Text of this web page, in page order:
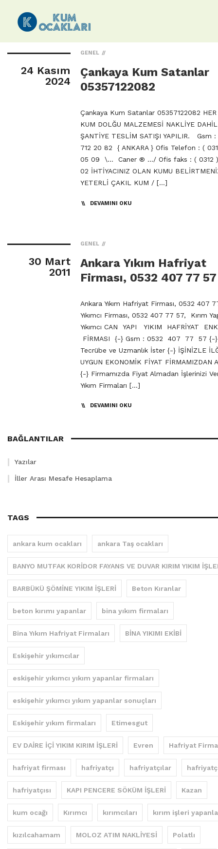
24 Kasım
2024
GENEL
Çankaya Kum Satanlar
05357122082
Çankaya Kum Satanlar 05357122082
KUM DOLĞU MALZEMESİ NAKLİYE
ŞANTİYE TESLİM SATIŞI YAPILIR. Gsm
712 20 82 { ANKARA } Ofis Telefon : (
05 09 \… Caner ® …/ Ofis faks : ( 0312
02 İHTİYACINIZ OLAN KUMU
YETERLİ ÇAKIL KUM / […]
DEVAMINI OKU
30 Mart
2011
GENEL
Ankara Yıkım Hafriyat
Firması, 0532 407 77 57
Ankara Yıkım Hafriyat Firması, 0532 407
Yıkımcı Firması, 0532 407 77 57, Kırım
Yıkımcı CAN YAPI YIKIM HAFRİYAT
FİRMASI {-} Gsm : 0532 407 77 57 {-}
Tecrübe ve Uzmanlık İster {-} İŞİNİZLE
UYGUN EKONOMİK FİYAT FİRMAMIZDAN
{-} Firmamızda Fiyat Almadan İşlerinizi
Yıkım Firmaları […]
DEVAMINI OKU
BAĞLANTILAR
Yazılar
İller Arası Mesafe Hesaplama
TAGS
ankara kum ocakları ankara Taş ocakları
BANYO MUTFAK KORİDOR FAYANS VE DUVAR KIRIM YIKIM
BARBÜKÜ ŞÖMİNE YIKIM İŞLERİ Beton Kıranlar
beton kırımı yapanlar bina yıkım firmaları
Bina Yıkım Hafriyat Firmaları BİNA YIKIMI EKİBİ
Eskişehir yıkımcılar
eskişehir yıkımcı yıkım yapanlar firmaları
eskişehir yıkımcı yıkım yapanlar sonuçları
Eskişehir yıkım firmaları Etimesgut
EV DAİRE İÇİ YIKIM KIRIM İŞLERİ Evren Hafriyat
hafriyat firması hafriyatçı hafriyatçılar
hafriyatçısı KAPI PENCERE SÖKÜM İŞLERİ Kazan
kum ocağı Kırımcı kırımcıları kırım işleri
kızılcahamam MOLOZ ATIM NAKLİYESİ Polatlı